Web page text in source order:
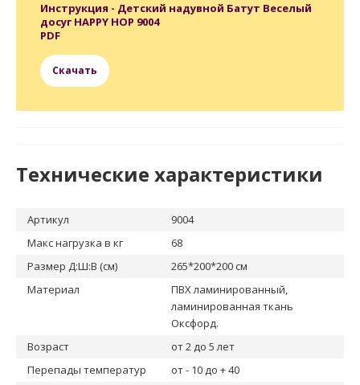
Инструкция - Детский надувной Батут Веселый
досуг HAPPY HOP 9004
PDF
Скачать
Технические характеристики
Артикул
9004
Макс нагрузка в кг
68
Размер Д:Ш:В (см)
265*200*200 cм
Материал
ПВХ ламинированный,
ламинированная ткань
Оксфорд.
Возраст
от 2 до 5 лет
Перепады температур
от - 10 до + 40